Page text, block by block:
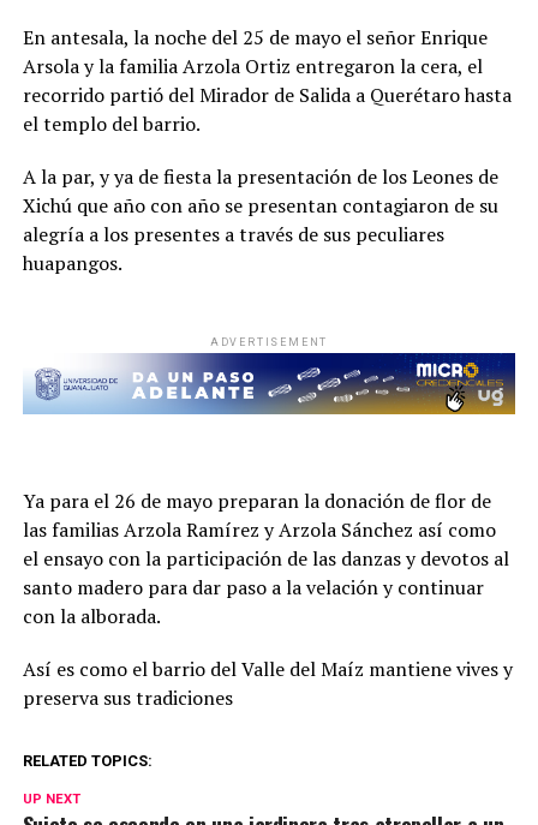
En antesala, la noche del 25 de mayo el señor Enrique
Arsola y la familia Arzola Ortiz entregaron la cera, el
recorrido partió del Mirador de Salida a Querétaro hasta
el templo del barrio.
A la par, y ya de fiesta la presentación de los Leones de
Xichú que año con año se presentan contagiaron de su
alegría a los presentes a través de sus peculiares
huapangos.
ADVERTISEMENT
Ya para el 26 de mayo preparan la donación de flor de
las familias Arzola Ramírez y Arzola Sánchez así como
el ensayo con la participación de las danzas y devotos al
santo madero para dar paso a la velación y continuar
con la alborada.
Así es como el barrio del Valle del Maíz mantiene vives y
preserva sus tradiciones
RELATED TOPICS:
UP NEXT